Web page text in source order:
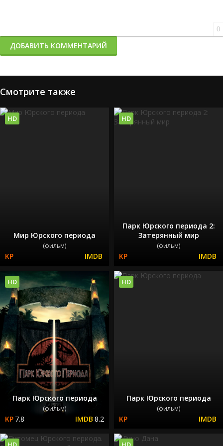
0
ДОБАВИТЬ КОММЕНТАРИЙ
Смотрите также
Мир Юрского периода
(фильм)
HD
Парк Юрского периода 2:
Затерянный мир
(фильм)
HD
Парк Юрского периода
(фильм)
7.8 8.2
HD
Парк Юрского периода
(фильм)
HD